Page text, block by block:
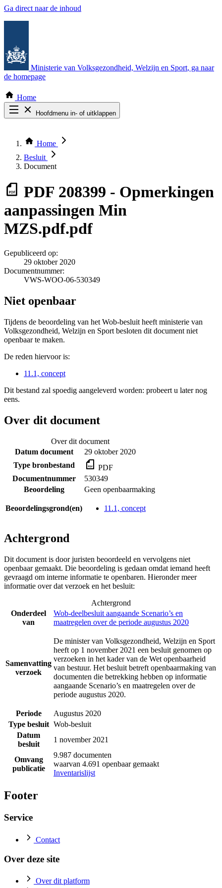
Ga direct naar de inhoud
Ministerie van Volksgezondheid, Welzijn en Sport, ga naar
de homepage
Home
Hoofdmenu in- of uitklappen
Thema COVID-19
Bekijk per bestuursorgaan
Home
Besluit
Document
PDF 208399 - Opmerkingen
aanpassingen Min
MZS.pdf.pdf
Gepubliceerd op:
29 oktober 2020
Documentnummer:
VWS-WOO-06-530349
Niet openbaar
Tijdens de beoordeling van het Wob-besluit heeft ministerie van
Volksgezondheid, Welzijn en Sport besloten dit document niet
openbaar te maken.
De reden hiervoor is:
11.1, concept
Dit bestand zal spoedig aangeleverd worden: probeert u later nog
eens.
Over dit document
Over dit document
Datum document
29 oktober 2020
Type bronbestand
PDF
Documentnummer
530349
Beoordeling
Geen openbaarmaking
Beoordelingsgrond(en) 11.1, concept
Achtergrond
Dit document is door juristen beoordeeld en vervolgens niet
openbaar gemaakt. Die beoordeling is gedaan omdat iemand heeft
gevraagd om interne informatie te openbaren. Hieronder meer
informatie over dat verzoek en het besluit:
Achtergrond
Onderdeel
van
Wob-deelbesluit aangaande Scenario’s en
maatregelen over de periode augustus 2020
Samenvatting
verzoek
De minister van Volksgezondheid, Welzijn en Sport
heeft op 1 november 2021 een besluit genomen op
verzoeken in het kader van de Wet openbaarheid
van bestuur. Het besluit betreft openbaarmaking van
documenten die betrekking hebben op informatie
aangaande Scenario’s en maatregelen over de
periode augustus 2020.
Periode
Augustus 2020
Type besluit Wob-besluit
Datum
besluit
1 november 2021
Omvang
publicatie
9.987 documenten
waarvan 4.691 openbaar gemaakt
Inventarislijst
Footer
Service
Contact
Over deze site
Over dit platform